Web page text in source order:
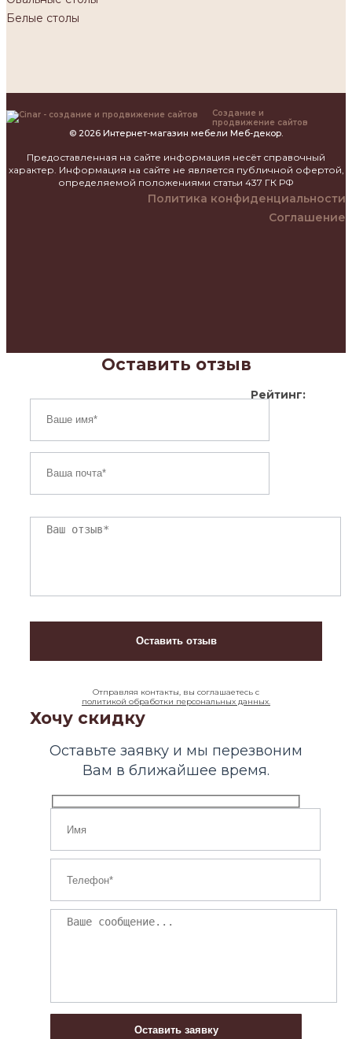
Белые столы
Создание и
продвижение сайтов
© 2026 Интернет-магазин мебели Меб-декор.
Предоставленная на сайте информация несёт справочный
характер. Информация на сайте не является публичной офертой,
определяемой положениями статьи 437 ГК РФ
Политика конфиденциальности
Соглашение
Оставить отзыв
Рейтинг:
Отправляя контакты, вы соглашаетесь с
политикой обработки персональных данных.
Хочу скидку
Оставьте заявку и мы перезвоним
Вам в ближайшее время.
Оставить заявку